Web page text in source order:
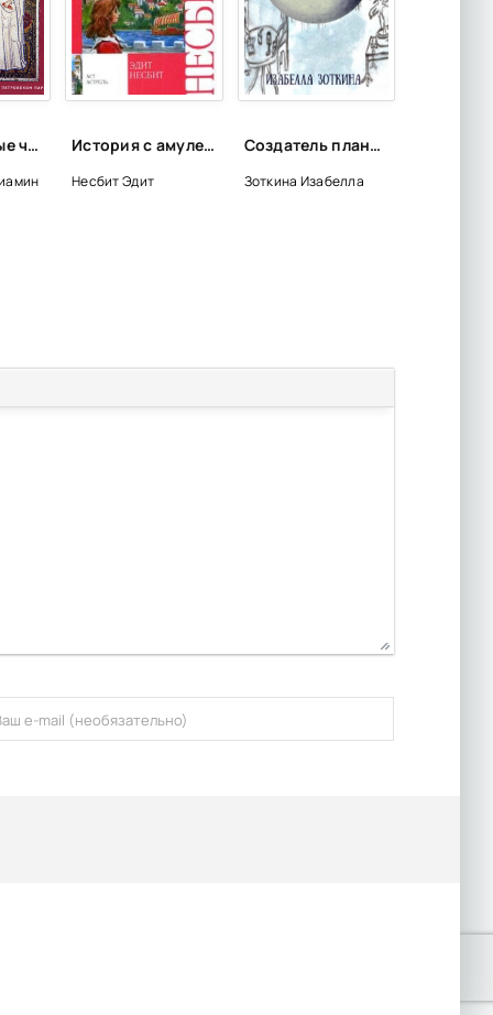
Литературные чтения на радио Благовещение История с амулетом - Эдит Несбит
Несбит Эдит
Создатель планет - Изабелла Зоткина
Зоткина Изабелла